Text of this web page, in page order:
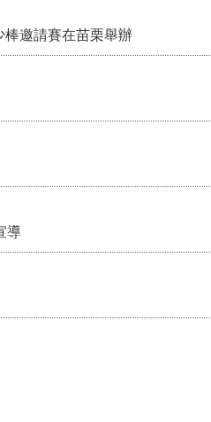
邀請賽在苗栗舉辦
導